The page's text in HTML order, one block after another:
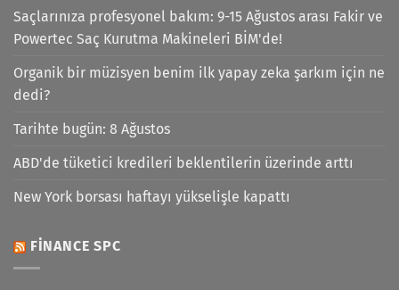
Saçlarınıza profesyonel bakım: 9-15 Ağustos arası Fakir ve
Powertec Saç Kurutma Makineleri BİM'de!
Organik bir müzisyen benim ilk yapay zeka şarkım için ne
dedi?
Tarihte bugün: 8 Ağustos
ABD'de tüketici kredileri beklentilerin üzerinde arttı
New York borsası haftayı yükselişle kapattı
FINANCE SPC